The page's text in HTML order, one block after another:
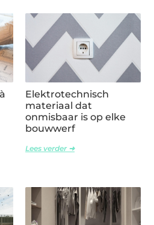
Elektrotechnisch
materiaal dat
onmisbaar is op elke
bouwwerf
Lees verder ➜